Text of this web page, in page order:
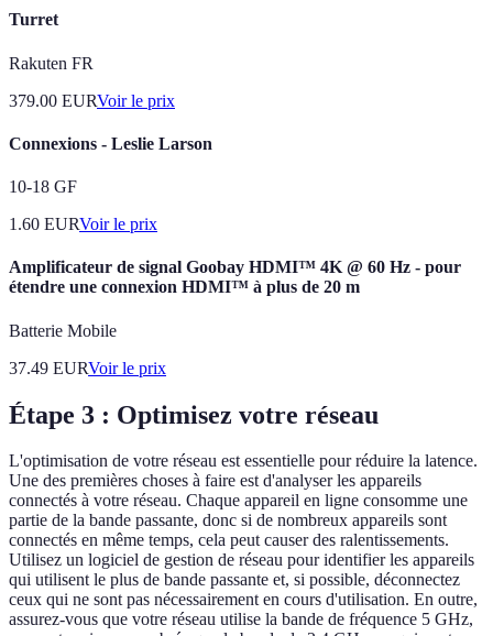
Turret
Rakuten FR
379.00 EURVoir le prix
Connexions - Leslie Larson
10-18 GF
1.60 EURVoir le prix
Amplificateur de signal Goobay HDMI™ 4K @ 60 Hz - pour
étendre une connexion HDMI™ à plus de 20 m
Batterie Mobile
37.49 EURVoir le prix
Étape 3 : Optimisez votre réseau
L'optimisation de votre réseau est essentielle pour réduire la latence.
Une des premières choses à faire est d'analyser les appareils
connectés à votre réseau. Chaque appareil en ligne consomme une
partie de la bande passante, donc si de nombreux appareils sont
connectés en même temps, cela peut causer des ralentissements.
Utilisez un logiciel de gestion de réseau pour identifier les appareils
qui utilisent le plus de bande passante et, si possible, déconnectez
ceux qui ne sont pas nécessairement en cours d'utilisation. En outre,
assurez-vous que votre réseau utilise la bande de fréquence 5 GHz,